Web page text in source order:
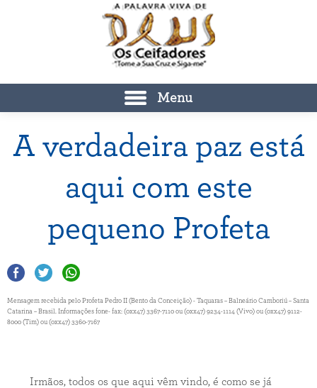
Menu
A verdadeira paz está
aqui com este
pequeno Profeta
Mensagem recebida pelo Profeta Pedro II (Bento da Conceição) - Taquaras – Balneário Camboriú – Santa
Catarina – Brasil. Informações fone- fax: (0xx47) 3367-7110 ou (0xx47) 9234-1114 (Vivo) ou (0xx47) 9112-
8000 (Tim) ou (0xx47) 3360-7167
Irmãos, todos os que aqui vêm vindo, é como se já